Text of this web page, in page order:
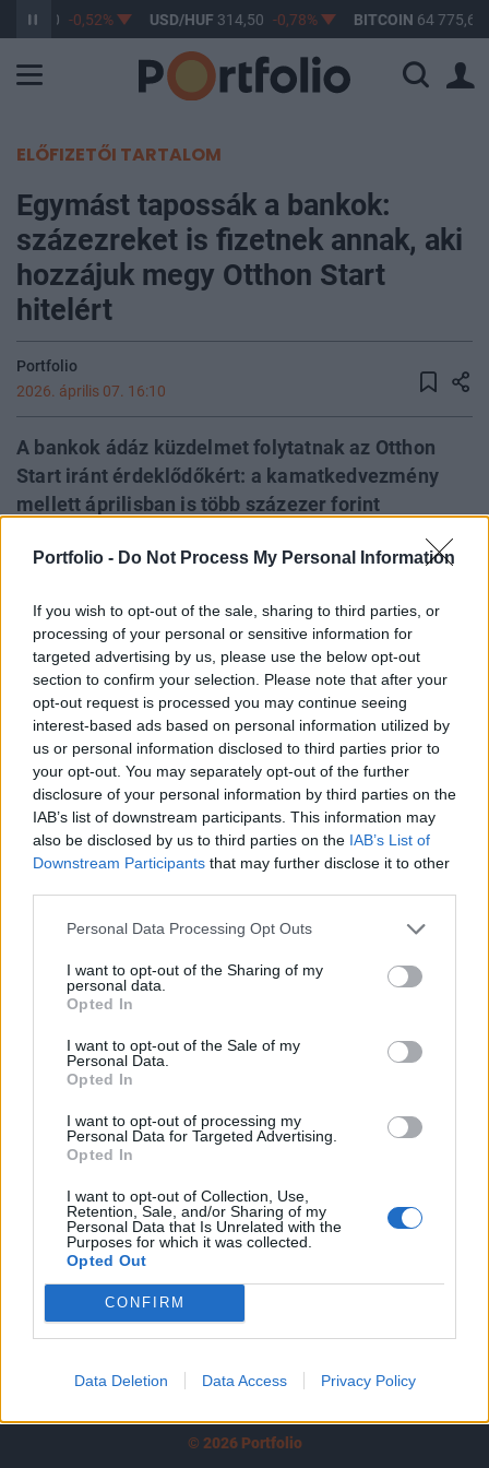
Portfolio - Do Not Process My Personal Information
If you wish to opt-out of the sale, sharing to third parties, or
processing of your personal or sensitive information for
targeted advertising by us, please use the below opt-out
section to confirm your selection. Please note that after your
opt-out request is processed you may continue seeing
interest-based ads based on personal information utilized by
us or personal information disclosed to third parties prior to
your opt-out. You may separately opt-out of the further
disclosure of your personal information by third parties on the
IAB’s list of downstream participants. This information may
also be disclosed by us to third parties on the IAB’s List of
Downstream Participants that may further disclose it to other
Personal Data Processing Opt Outs
I want to opt-out of the Sharing of my
personal data.
Opted In
I want to opt-out of the Sale of my
Personal Data.
Opted In
I want to opt-out of processing my
Personal Data for Targeted Advertising.
Opted In
I want to opt-out of Collection, Use,
Retention, Sale, and/or Sharing of my
Personal Data that Is Unrelated with the
Purposes for which it was collected.
Opted Out
CONFIRM
Data Deletion Data Access Privacy Policy
363,50 -0,52% USD/HUF314,50 -0,78% BITCOIN64 775,69
ELŐFIZETŐI TARTALOM
Egymást tapossák a bankok:
százezreket is fizetnek annak, aki
hozzájuk megy Otthon Start
hitelért
Portfolio
2026. április 07. 16:10
A bankok ádáz küzdelmet folytatnak az Otthon
Start iránt érdeklődőkért: a kamatkedvezmény
mellett áprilisban is több százezer forint
emelkedett is a hitel mellé járó bónusz összege,
március közepén kivezették – gyűjtötte össze az
aktualitásokat a Bankmonitor.
Követeléskezelési trendek 2026A Portfolio és az EOS közös
szervezésű félnapos konferenciája a kintlévőség-kezelés
egyik fontos hazai szakmai eseménye, amelyet immár 11.
éve rendezünk meg. Idén szeptemberben kiemelt figyelmet
fordítunk azokra a témákra, amelyek jelenleg leginkább
formálják a szakmát: a változó gazdaságpolitikai
környezet hatásaira, az új szabályozási...
KEDVES OLVASÓNK!
A keresett cikk a portfolio.hu hírarchívumához
tartozik, melynek olvasása előfizetéses
regisztrációhoz kötött.
Az előfizetés a következőket tartalmazza:
Portfolio.hu teljes cikkarchívum
Kötéslisták: BÉT elmúlt 2 év napon belüli
kötéslistái
Előfizetés
MÁR ELŐFIZETŐNK VAGY?
© 2026 Portfolio